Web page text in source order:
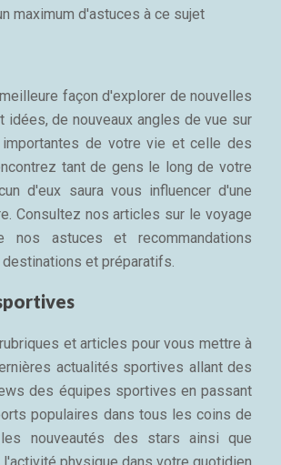
maximum d'astuces à ce sujet
façon d'explorer de nouvelles
idées, de nouveaux angles de vue sur
de votre vie et celle des
tant de gens le long de votre
d'eux saura vous influencer d'une
Consultez nos articles sur le voyage
astuces et recommandations
et préparatifs.
et articles pour vous mettre à
actualités sportives allant des
des équipes sportives en passant
populaires dans tous les coins de
nouveautés des stars ainsi que